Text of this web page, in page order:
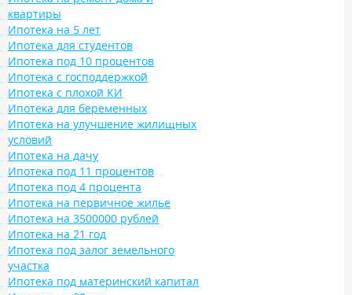
квартиры
Ипотека на 5 лет
Ипотека для студентов
Ипотека под 10 процентов
Ипотека с господдержкой
Ипотека с плохой КИ
Ипотека для беременных
Ипотека на улучшение жилищных
условий
Ипотека на дачу
Ипотека под 11 процентов
Ипотека под 4 процента
Ипотека на первичное жилье
Ипотека на 3500000 рублей
Ипотека на 21 год
Ипотека под залог земельного
участка
Ипотека под материнский капитал